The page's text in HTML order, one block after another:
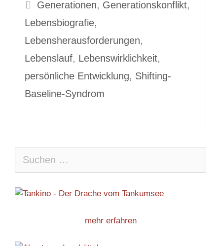
Schlagwörter
Generationen, Generationskonflikt,
Lebensbiografie,
Lebensherausforderungen,
Lebenslauf, Lebenswirklichkeit,
persönliche Entwicklung, Shifting-
Baseline-Syndrom
nach:
mehr erfahren